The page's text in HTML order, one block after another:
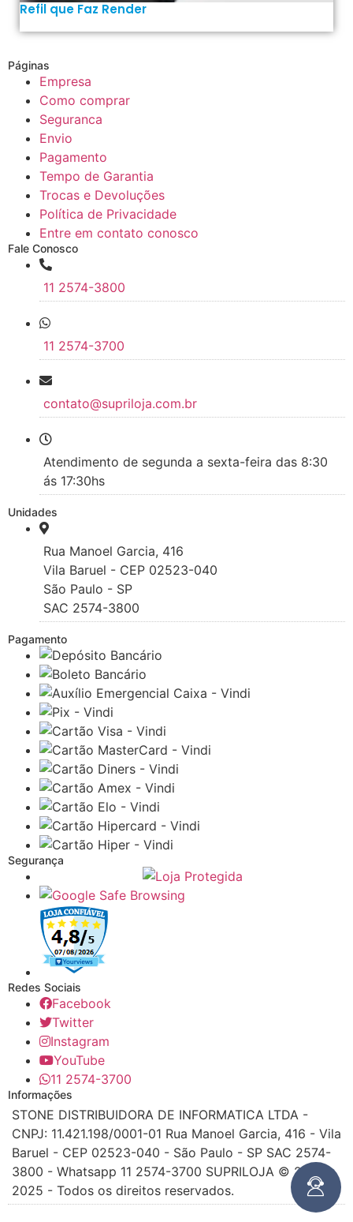
Refil que Faz Render
Páginas
Empresa
Como comprar
Seguranca
Envio
Pagamento
Tempo de Garantia
Trocas e Devoluções
Política de Privacidade
Entre em contato conosco
Fale Conosco
11 2574-3800
11 2574-3700
contato@supriloja.com.br
Atendimento de segunda a sexta-feira das 8:30
ás 17:30hs
Unidades
Rua Manoel Garcia, 416
Vila Baruel - CEP 02523-040
São Paulo - SP
SAC 2574-3800
Pagamento
Segurança
Redes Sociais
Facebook
Twitter
Instagram
YouTube
11 2574-3700
Informações
STONE DISTRIBUIDORA DE INFORMATICA LTDA -
CNPJ: 11.421.198/0001-01 Rua Manoel Garcia, 416 - Vila
Baruel - CEP 02523-040 - São Paulo - SP SAC 2574-
3800 - Whatsapp 11 2574-3700 SUPRILOJA © 2016 -
2025 - Todos os direitos reservados.